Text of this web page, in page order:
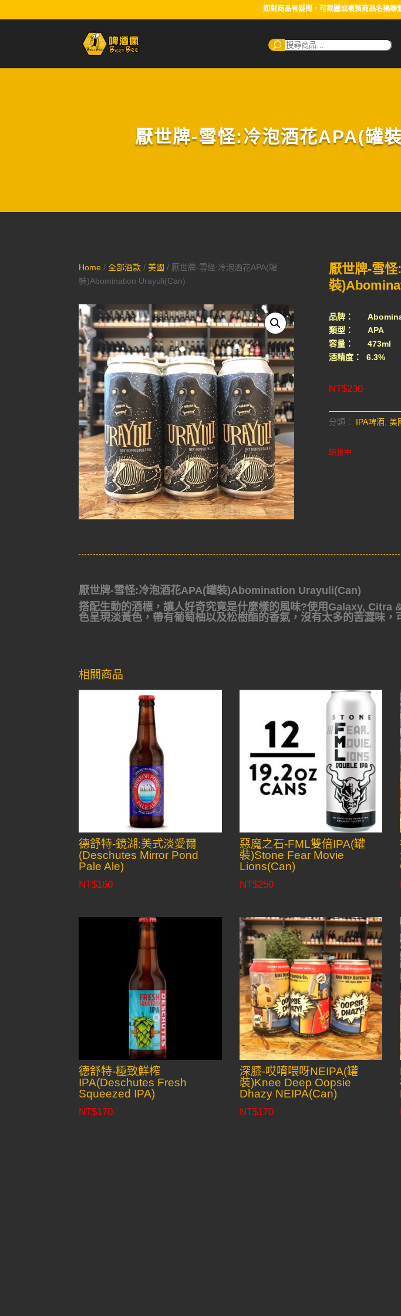
如對商品有疑問，可截圖或複製商品名稱
搜
尋
厭世牌-雪怪:冷泡酒花APA(
Home /全部酒款 /美國 / 厭世牌-雪怪:冷泡酒花APA(罐
裝)Abomination Urayuli(Can)
厭世牌-雪
裝
品牌：
類型： APA
容量： 473ml
酒精度： 6.3%
NT$230
分類： IPA啤酒, 美
缺貨中
厭世牌-雪怪:冷泡酒花APA(罐裝)Abomination Urayuli(Can)
搭配生動的酒標，讓人好奇究竟是什麼樣的風味?使用Galaxy, Citra
色呈現淡黃色，帶有葡萄柚以及松樹酯的香氣，沒有太多的苦澀味，
相關商品
德舒特-鏡湖:美式淡愛爾
(Deschutes Mirror Pond
Pale Ale)
NT$160
惡魔之石-FML雙倍IPA(罐
裝)Stone Fear Movie
Lions(Can)
NT$250
德舒特-極致鮮榨
IPA(Deschutes Fresh
Squeezed IPA)
NT$170
深膝-哎唷喂呀NEIPA(罐
裝)Knee Deep Oopsie
Dhazy NEIPA(Can)
NT$170